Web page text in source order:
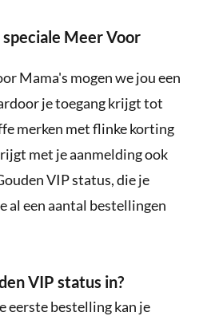
Meer Voor
Mama's mogen we jou een
je toegang krijgt tot
merken met flinke korting
met je aanmelding ook
VIP status, die je
al een aantal bestellingen
VIP status in?
eerste bestelling kan je